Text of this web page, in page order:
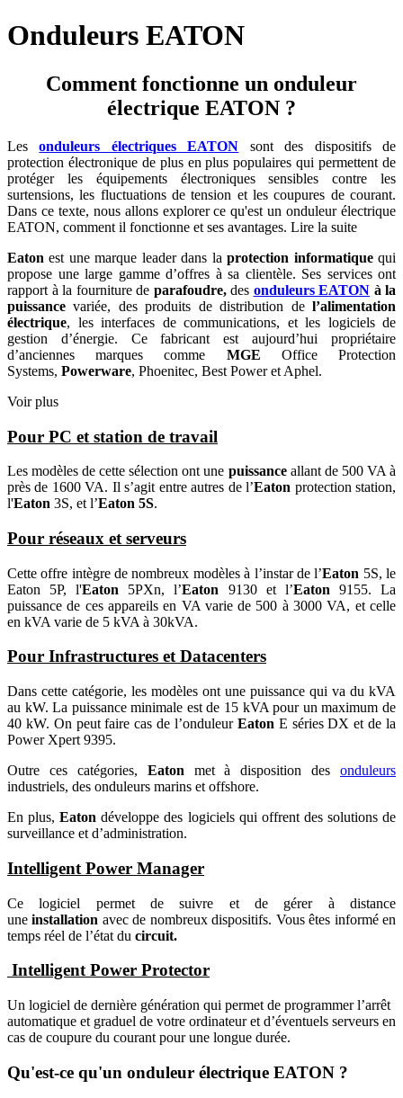
Onduleurs EATON
Comment fonctionne un onduleur
électrique EATON ?
Lesonduleurs électriques EATON sont des dispositifs de
protection électronique de plus en plus populaires qui permettent de
protéger les équipements électroniques sensibles contre les
surtensions, les fluctuations de tension et les coupures de courant.
Dans ce texte, nous allons explorer ce qu'est un onduleur électrique
EATON, comment il fonctionne et ses avantages. Lire la suite
Eatonest une marque leader dans laprotection informatiquequi
propose une large gamme d’offres à sa clientèle. Ses services ont
rapport à la fourniture de parafoudre,des onduleurs EATON à la
puissance variée, des produits de distribution de l’alimentation
électrique, les interfaces de communications, et les logiciels de
gestion d’énergie. Ce fabricant est aujourd’hui propriétaire
d’anciennes marques comme MGE Office Protection
Systems, Powerware, Phoenitec, Best Power et Aphel.
Voir plus
Pour PC et station de travail
Les modèles de cette sélection ont une puissance allant de 500 VA à
près de 1600 VA. Il s’agit entre autres de l’Eaton protection station,
l'Eaton 3S, et l’Eaton 5S.
Pour réseaux et serveurs
Cette offre intègre de nombreux modèles à l’instar de l’Eaton 5S, le
Eaton 5P, l'Eaton 5PXn, l’Eaton 9130 et l’Eaton 9155. La
puissance de ces appareils en VA varie de 500 à 3000 VA, et celle
en kVA varie de 5 kVA à 30kVA.
Pour Infrastructures et Datacenters
Dans cette catégorie, les modèles ont une puissance qui va du kVA
au kW. La puissance minimale est de 15 kVA pour un maximum de
40 kW. On peut faire cas de l’onduleur Eaton E séries DX et de la
Power Xpert 9395.
Outre ces catégories, Eaton met à disposition des onduleurs
industriels, des onduleurs marins et offshore.
En plus, Eaton développe des logiciels qui offrent des solutions de
surveillance et d’administration.
Intelligent Power Manager
Ce logiciel permet de suivre et de gérer à distance
uneinstallation avec de nombreux dispositifs. Vous êtes informé en
temps réel de l’état du circuit.
Intelligent Power Protector
Un logiciel de dernière génération qui permet de programmer l’arrêt
automatique et graduel de votre ordinateur et d’éventuels serveurs en
cas de coupure du courant pour une longue durée.
Qu'est-ce qu'un onduleur électrique EATON ?